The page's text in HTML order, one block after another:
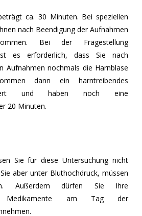
ca. 30 Minuten. Bei speziellen
nach Beendigung der Aufnahmen
Bei der Fragestellung
ist es erforderlich, dass Sie nach
Aufnahmen nochmals die Harnblase
dann ein harntreibendes
und haben noch eine
20 Minuten.
Sie für diese Untersuchung nicht
aber unter Bluthochdruck, müssen
Außerdem dürfen Sie Ihre
Medikamente am Tag der